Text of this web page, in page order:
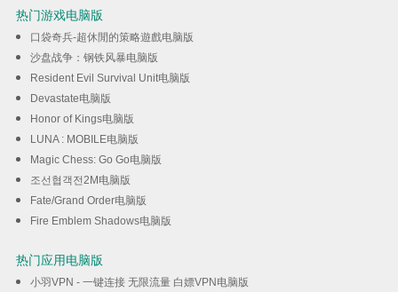
热门游戏电脑版
口袋奇兵-超休閒的策略遊戲电脑版
沙盘战争：钢铁风暴电脑版
Resident Evil Survival Unit电脑版
Devastate电脑版
Honor of Kings电脑版
LUNA : MOBILE电脑版
Magic Chess: Go Go电脑版
조선협객전2M电脑版
Fate/Grand Order电脑版
Fire Emblem Shadows电脑版
热门应用电脑版
小羽VPN - 一键连接 无限流量 白嫖VPN电脑版